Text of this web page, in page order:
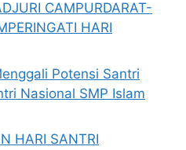
CAMPURDARAT-
HARI
Potensi Santri
Nasional SMP Islam
HARI SANTRI